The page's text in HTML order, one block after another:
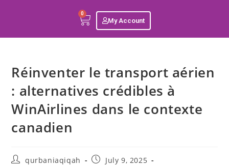
0
My Account
Réinventer le transport aérien
: alternatives crédibles à
WinAirlines dans le contexte
canadien
qurbaniaqiqah
July 9, 2025